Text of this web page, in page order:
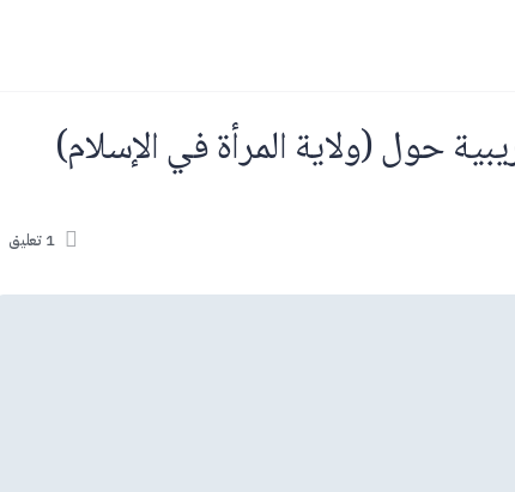
حول (ولاية المرأة في الإسلام)
1 تعليق